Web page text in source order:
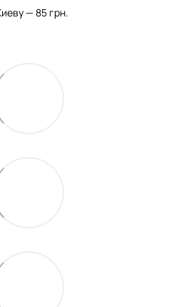
— 85 грн.